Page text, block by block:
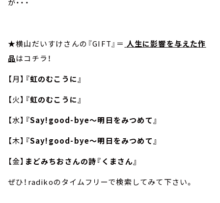
が・・・
★横山だいすけさんの『GIFT』＝ 人生に影響を与えた作
品はコチラ！
【月】 『虹のむこうに』
【火】 『虹のむこうに』
【水】 『Say!good-bye～明日をみつめて』
【木】 『Say!good-bye～明日をみつめて』
【金】 まどみちおさんの詩『くまさん』
ぜひ！radikoのタイムフリーで検索してみて下さい。